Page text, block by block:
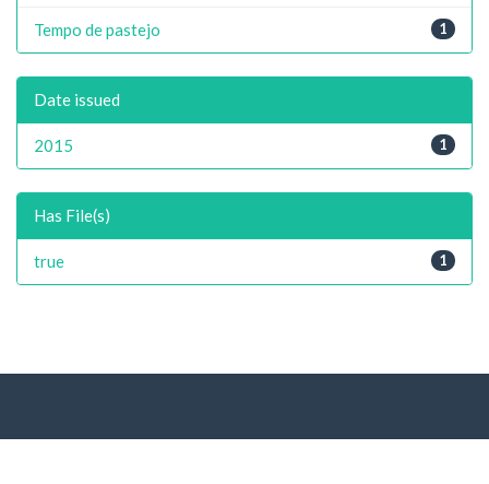
1
Tempo de pastejo
Date issued
1
2015
Has File(s)
1
true